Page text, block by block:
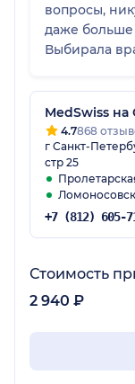
вопросы,
даже
Выбирала
MedSwiss
4.7868
г Санкт-
стр 25
Стоимость
2 940 ₽